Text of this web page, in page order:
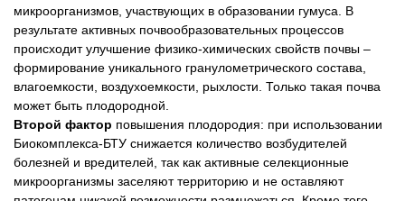
микроорганизмов, участвующих в образовании гумуса. В
результате активных почвообразовательных процессов
происходит улучшение физико-химических свойств почвы –
формирование уникального гранулометрического состава,
влагоемкости, воздухоемкости, рыхлости. Только такая почва
может быть плодородной.
Второй фактор повышения плодородия: при использовании
Биокомплекса-БТУ снижается количество возбудителей
болезней и вредителей, так как активные селекционные
микроорганизмы заселяют территорию и не оставляют